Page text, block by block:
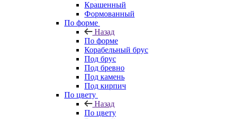
Крашенный
Формованный
По форме
Назад
По форме
Корабельный брус
Под брус
Под бревно
Под камень
Под кирпич
По цвету
Назад
По цвету